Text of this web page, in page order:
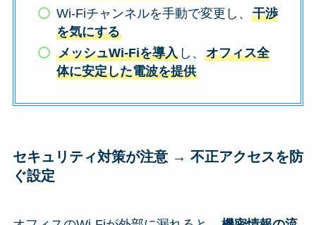
Wi-Fiチャンネルを手動で変更し、干渉
を気にする
メッシュWi-Fiを導入 し、オフィス全
体に安定した電波を提供
セキュリティ対策が注意 → 不正アクセスを防
ぐ設定